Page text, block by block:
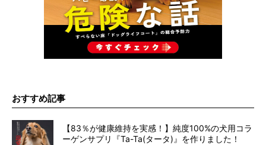
おすすめ記事
【83％が健康維持を実感！】純度100%の犬用コラ
ーゲンサプリ『Ta-Ta(タータ)』を作りました！